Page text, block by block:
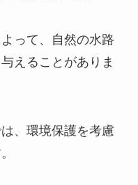
って、自然の水路
えることがありま
、環境保護を考慮